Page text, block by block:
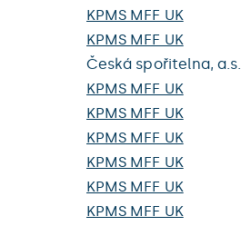
KPMS MFF UK
KPMS MFF UK
Česká spořitelna, a.s.
KPMS MFF UK
KPMS MFF UK
KPMS MFF UK
KPMS MFF UK
KPMS MFF UK
KPMS MFF UK